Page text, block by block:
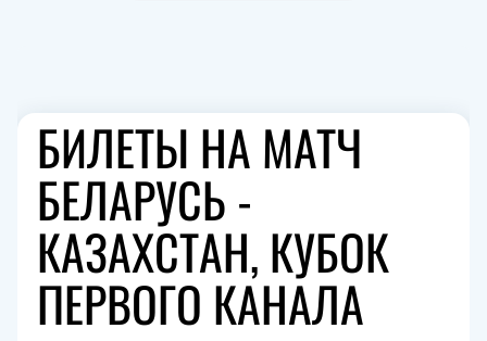
БИЛЕТЫ НА МАТЧ
БЕЛАРУСЬ -
КАЗАХСТАН, КУБОК
ПЕРВОГО КАНАЛА